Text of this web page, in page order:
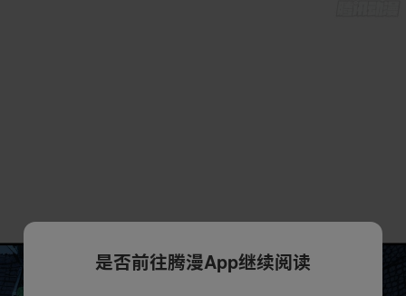
是否前往腾漫App继续阅读